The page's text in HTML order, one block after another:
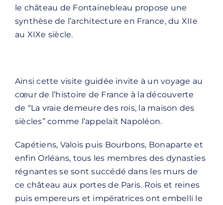
le château de Fontainebleau propose une
synthèse de l’architecture en France, du XIIe
au XIXe siècle.
Ainsi cette visite guidée invite à un voyage au
cœur de l’histoire de France à la découverte
de “La vraie demeure des rois, la maison des
siècles” comme l’appelait Napoléon.
Capétiens, Valois puis Bourbons, Bonaparte et
enfin Orléans, tous les membres des dynasties
régnantes se sont succédé dans les murs de
ce château aux portes de Paris. Rois et reines
puis empereurs et impératrices ont embelli le